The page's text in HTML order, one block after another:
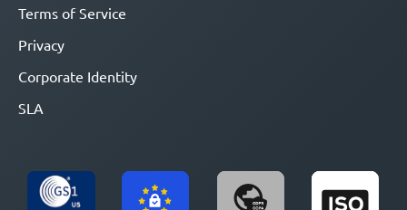
Terms of Service
Privacy
Corporate Identity
SLA